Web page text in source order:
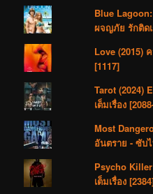
Blue
ผจญภัย รักติดเ
Love (2015)
[1117]
Tarot (2024)
เต็มเรื่อง
Most
อันตราย - ซับ
Psycho
เต็มเรื่อง